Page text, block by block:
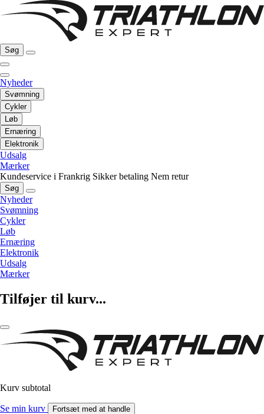
Søg
Nyheder
Svømning
Cykler
Løb
Ernæring
Elektronik
Udsalg
Mærker
Kundeservice i Frankrig Sikker betaling Nem retur
Søg
Nyheder
Svømning
Cykler
Løb
Ernæring
Elektronik
Udsalg
Mærker
Tilføjer til kurv...
Kurv subtotal
Se min kurv Fortsæt med at handle